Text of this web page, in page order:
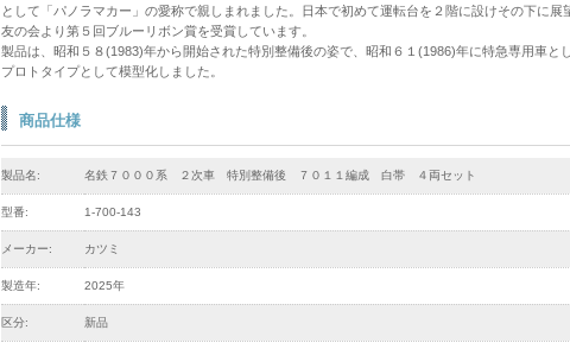
として「パノラマカー」の愛称で親しまれました。日本で初めて運転台を２階に設けその下に
友の会より第５回ブルーリボン賞を受賞しています。
製品は、昭和５８(1983)年から開始された特別整備後の姿で、昭和６１(1986)年に特急専用車と
プロトタイプとして模型化しました。
商品仕様
製品名: 名鉄７０００系 ２次車 特別整備後 ７０１１編成 白帯 ４両セット
型番: 1-700-143
メーカー: カツミ
製造年: 2025年
区分: 新品